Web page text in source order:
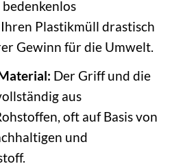
Plastikmüll drastisch
Gewinn für die Umwelt.
Der Griff und die
aus
oft auf Basis von
und